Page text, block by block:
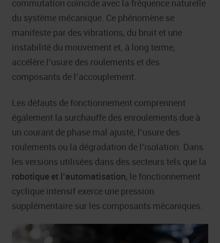
commutation coïncide avec la fréquence naturelle
du système mécanique. Ce phénomène se
manifeste par des vibrations, du bruit et une
instabilité du mouvement et, à long terme,
accélère l’usure des roulements et des
composants de l’accouplement.
Les défauts de fonctionnement comprennent
également la surchauffe des enroulements due à
un courant de phase mal ajusté, l’usure des
roulements ou la dégradation de l’isolation. Dans
les versions utilisées dans des secteurs tels que la
robotique et l’automatisation, le fonctionnement
cyclique intensif exerce une pression
supplémentaire sur les composants mécaniques.